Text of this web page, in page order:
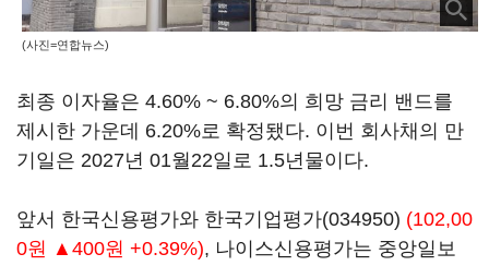
(사진=연합뉴스)
최종 이자율은 4.60% ~ 6.80%의 희망 금리 밴드를
제시한 가운데 6.20%로 확정됐다. 이번 회사채의 만
기일은 2027년 01월22일로 1.5년물이다.
앞서 한국신용평가와 한국기업평가(034950) (102,00
0원 ▲400원 +0.39%), 나이스신용평가는 중앙일보